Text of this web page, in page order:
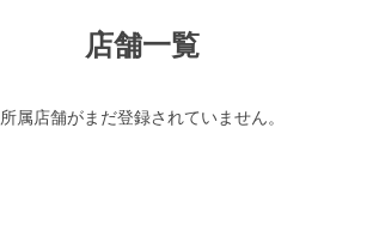
店舗一覧
所属店舗がまだ登録されていません。